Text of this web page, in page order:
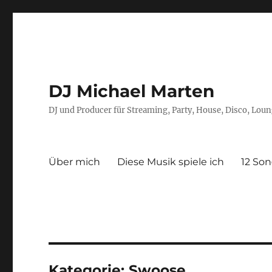
DJ Michael Marten
DJ und Producer für Streaming, Party, House, Disco,
Über mich Diese Musik spiele ich 12